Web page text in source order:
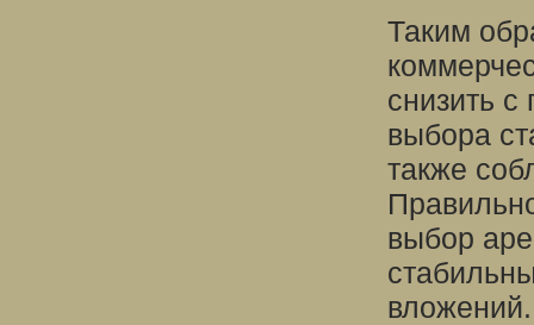
Таким
снизить
выбора
также
выбор
вложений.